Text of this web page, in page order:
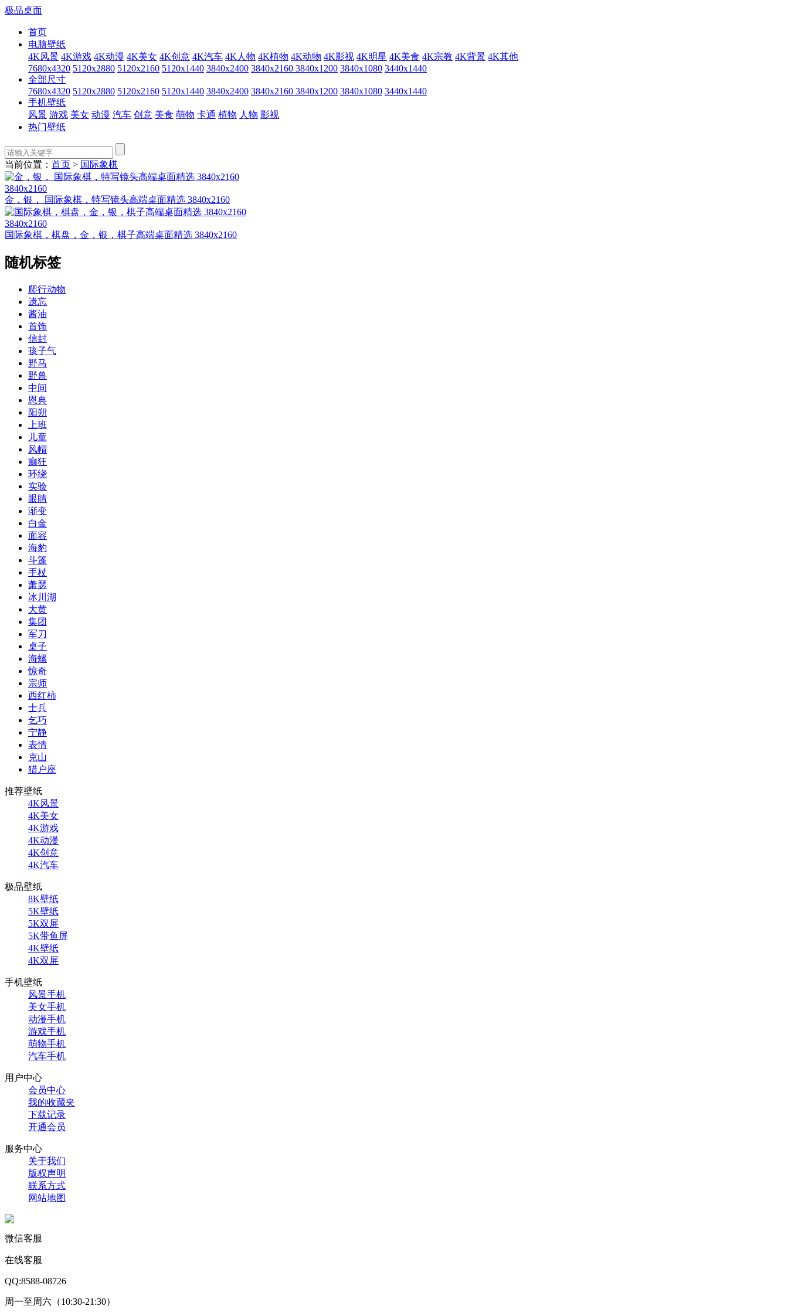
极品桌面
首页
电脑壁纸
4K风景 4K游戏 4K动漫 4K美女 4K创意 4K汽车 4K人物 4K植物 4K动物 4K影视 4K明星 4K美食 4K宗教 4K背景 4K其他
7680x4320 5120x2880 5120x2160 5120x1440 3840x2400 3840x2160 3840x1200 3840x1080 3440x1440
全部尺寸
7680x4320 5120x2880 5120x2160 5120x1440 3840x2400 3840x2160 3840x1200 3840x1080 3440x1440
手机壁纸
风景 游戏 美女 动漫 汽车 创意 美食 萌物 卡通 植物 人物 影视
热门壁纸
当前位置： 首页 > 国际象棋
3840x2160
金，银， 国际象棋，特写镜头高端桌面精选 3840x2160
3840x2160
国际象棋，棋盘，金，银，棋子高端桌面精选 3840x2160
随机标签
爬行动物
遗忘
酱油
首饰
信封
孩子气
野马
野兽
中间
恩典
阳朔
上班
儿童
风帽
癫狂
环绕
实验
眼睛
渐变
白金
面容
海豹
斗篷
手杖
萧瑟
冰川湖
大黄
集团
军刀
桌子
海螺
惊奇
宗师
西红柿
士兵
乞巧
宁静
表情
克山
猎户座
推荐壁纸
4K风景
4K美女
4K游戏
4K动漫
4K创意
4K汽车
极品壁纸
8K壁纸
5K壁纸
5K双屏
5K带鱼屏
4K壁纸
4K双屏
手机壁纸
风景手机
美女手机
动漫手机
游戏手机
萌物手机
汽车手机
用户中心
会员中心
我的收藏夹
下载记录
开通会员
服务中心
关于我们
版权声明
联系方式
网站地图
微信客服
在线客服
QQ:8588-08726
周一至周六（10:30-21:30）